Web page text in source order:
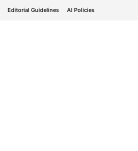
Editorial Guidelines AI Policies